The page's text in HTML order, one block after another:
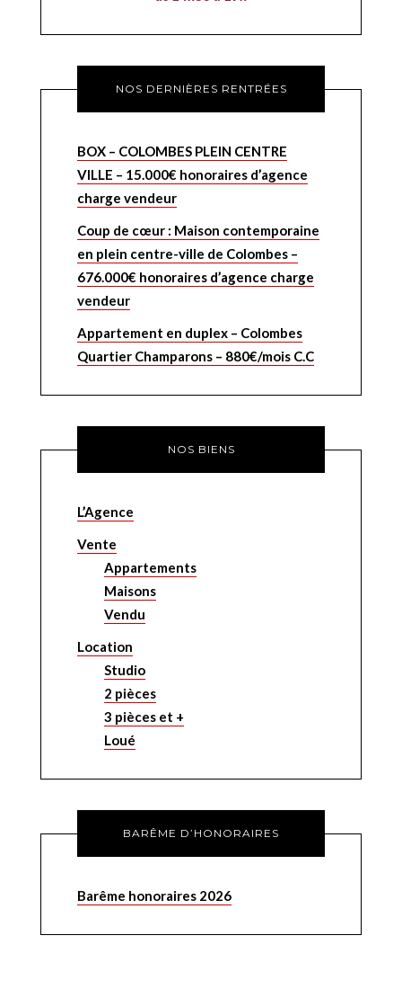
NOS DERNIÈRES RENTRÉES
BOX – COLOMBES PLEIN CENTRE
VILLE – 15.000€ honoraires d’agence
charge vendeur
Coup de cœur : Maison contemporaine
en plein centre-ville de Colombes –
676.000€ honoraires d’agence charge
vendeur
Appartement en duplex – Colombes
Quartier Champarons – 880€/mois C.C
NOS BIENS
L’Agence
Vente
Appartements
Maisons
Vendu
Location
Studio
2 pièces
3 pièces et +
Loué
BARÊME D’HONORAIRES
Barême honoraires 2026